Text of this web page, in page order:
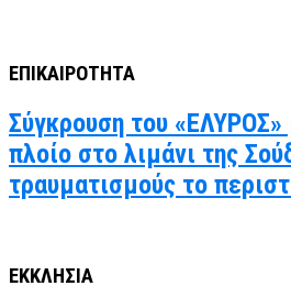
ΕΠΙΚΑΙΡΟΤΗΤΑ
Σύγκρουση του
πλοίο στο λιμάνι της
τραυματισμούς το
ΕΚΚΛΗΣΙΑ